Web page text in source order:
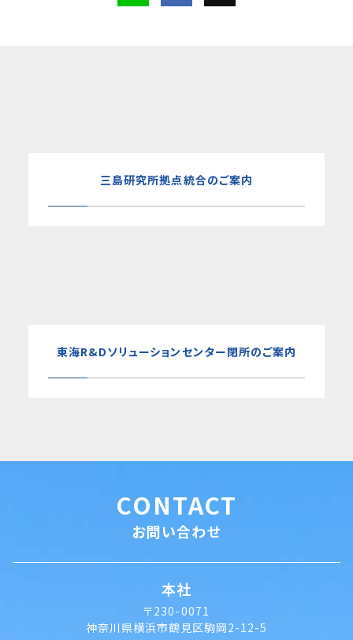
三島研究所拠点統合のご案内
東海R&Dソリューションセンター閉所のご案内
CONTACT
お問い合わせ
本社
〒230-0071
神奈川県横浜市鶴見区駒岡2-12-5